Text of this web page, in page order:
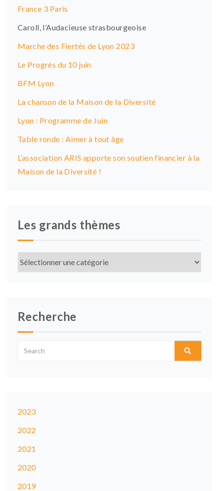
France 3 Paris
Caroll, l’Audacieuse strasbourgeoise
Marche des Fiertés de Lyon 2023
Le Progrès du 10 juin
BFM Lyon
La chanson de la Maison de la Diversité
Lyon : Programme de Juin
Table ronde : Aimer à tout âge
L’association ARIS apporte son soutien financier à la
Maison de la Diversité !
Les grands thèmes
Les
Recherche
2023
2022
2021
2020
2019